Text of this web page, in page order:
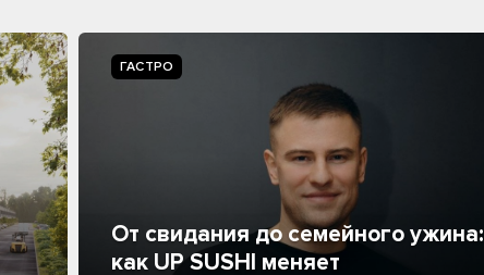
ГАСТРО
От свидания до семейного ужина:
как UP SUSHI меняет